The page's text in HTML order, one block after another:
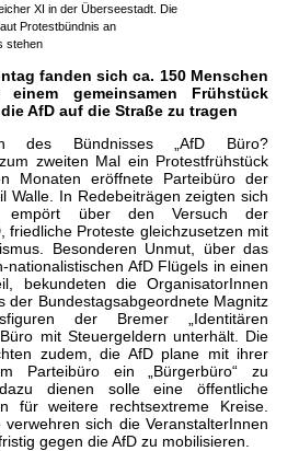
XI in der Überseestadt. Die
Protestbündnis an
stehen
fanden sich ca. 150 Menschen
gemeinsamen Frühstück
AfD auf die Straße zu tragen
des Bündnisses „AfD Büro?
zweiten Mal ein Protestfrühstück
Monaten eröffnete Parteibüro der
Walle. In Redebeiträgen zeigten sich
empört über den Versuch der
friedliche Proteste gleichzusetzen mit
Besonderen Unmut, über das
nationalistischen AfD Flügels in einen
bekundeten die OrganisatorInnen
der Bundestagsabgeordnete Magnitz
der Bremer „Identitären
mit Steuergeldern unterhält. Die
zudem, die AfD plane mit ihrer
Parteibüro ein „Bürgerbüro“ zu
dienen solle eine öffentliche
für weitere rechtsextreme Kreise.
sich die VeranstalterInnen
gegen die AfD zu mobilisieren.